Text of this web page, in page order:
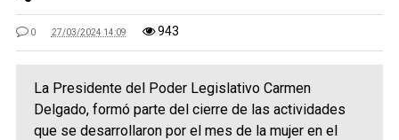
0 27/03/2024 14:09 943
La Presidente del Poder Legislativo Carmen
Delgado, formó parte del cierre de las actividades
que se desarrollaron por el mes de la mujer en el